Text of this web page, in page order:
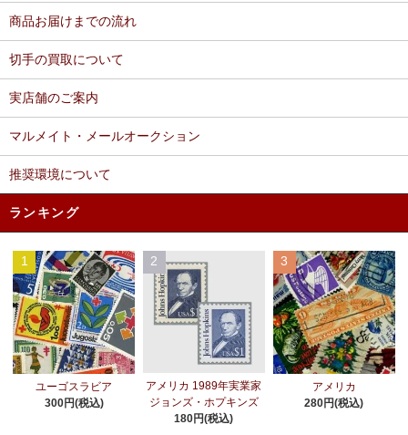
商品お届けまでの流れ
切手の買取について
実店舗のご案内
マルメイト・メールオークション
推奨環境について
ランキング
1
ユーゴスラビア
300円(税込)
2
アメリカ 1989年実業家
ジョンズ・ホプキンズ
180円(税込)
3
アメリカ
280円(税込)